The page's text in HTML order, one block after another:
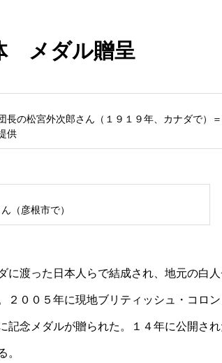
メダル贈呈
の松宮外次郎さん（１９１９年、カナダで）
供
（彦根市で）
渡った日本人らで結成され、地元の白人
２００５年に現地ブリティッシュ・コロ
記念メダルが贈られた。１４年に公開さ
。